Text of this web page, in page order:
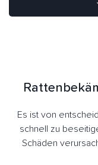
Es ist von
schnell zu
Schäden